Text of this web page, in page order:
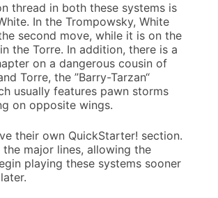
thread in both these systems is
In the Trompowsky, White
second move, while it is on the
the Torre. In addition, there is a
on a dangerous cousin of
Torre, the ”Barry-Tarzan“
usually features pawn storms
on opposite wings.
their own QuickStarter! section.
the major lines, allowing the
playing these systems sooner